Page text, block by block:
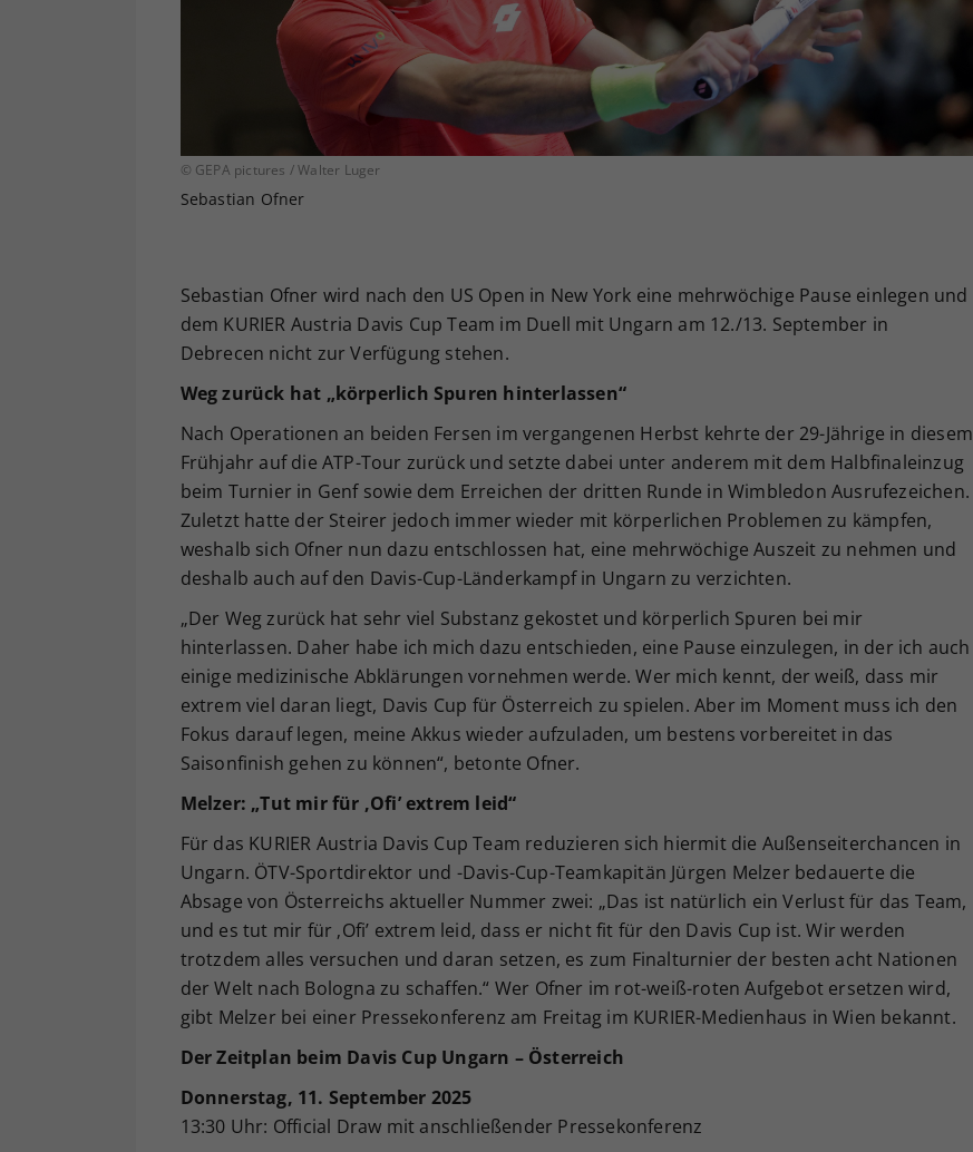
© GEPA pictures / Walter Luger
Sebastian Ofner
Sebastian Ofner wird nach den US Open in New York eine mehrwöchige Pause einlegen und
dem KURIER Austria Davis Cup Team im Duell mit Ungarn am 12./13. September in
Debrecen nicht zur Verfügung stehen.
Weg zurück hat „körperlich Spuren hinterlassen“
Nach Operationen an beiden Fersen im vergangenen Herbst kehrte der 29-Jährige in diesem
Frühjahr auf die ATP-Tour zurück und setzte dabei unter anderem mit dem Halbfinaleinzug
beim Turnier in Genf sowie dem Erreichen der dritten Runde in Wimbledon Ausrufezeichen.
Zuletzt hatte der Steirer jedoch immer wieder mit körperlichen Problemen zu kämpfen,
weshalb sich Ofner nun dazu entschlossen hat, eine mehrwöchige Auszeit zu nehmen und
deshalb auch auf den Davis-Cup-Länderkampf in Ungarn zu verzichten.
„Der Weg zurück hat sehr viel Substanz gekostet und körperlich Spuren bei mir
hinterlassen. Daher habe ich mich dazu entschieden, eine Pause einzulegen, in der ich auch
einige medizinische Abklärungen vornehmen werde. Wer mich kennt, der weiß, dass mir
extrem viel daran liegt, Davis Cup für Österreich zu spielen. Aber im Moment muss ich den
Fokus darauf legen, meine Akkus wieder aufzuladen, um bestens vorbereitet in das
Saisonfinish gehen zu können“, betonte Ofner.
Melzer: „Tut mir für ‚Ofi’ extrem leid“
Für das KURIER Austria Davis Cup Team reduzieren sich hiermit die Außenseiterchancen in
Ungarn. ÖTV-Sportdirektor und -Davis-Cup-Teamkapitän Jürgen Melzer bedauerte die
Absage von Österreichs aktueller Nummer zwei: „Das ist natürlich ein Verlust für das Team,
und es tut mir für ‚Ofi’ extrem leid, dass er nicht fit für den Davis Cup ist. Wir werden
trotzdem alles versuchen und daran setzen, es zum Finalturnier der besten acht Nationen
der Welt nach Bologna zu schaffen.“ Wer Ofner im rot-weiß-roten Aufgebot ersetzen wird,
gibt Melzer bei einer Pressekonferenz am Freitag im KURIER-Medienhaus in Wien bekannt.
Der Zeitplan beim Davis Cup Ungarn – Österreich
Donnerstag, 11. September 2025
13:30 Uhr: Official Draw mit anschließender Pressekonferenz
Ihrer vorgenommen Einstellungen, falls der
Webseiten-Betreiber dies eingestellt hat.